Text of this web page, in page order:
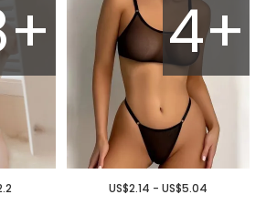
4+
US$2.14 - US$5.04